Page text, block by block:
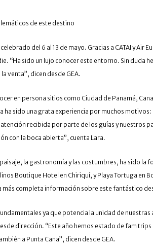
de este destino
del 6 al 13 de mayo. Gracias a CATAI y
“Ha sido un lujo conocer este entorno. Sin
venta”, dicen desde GEA.
en persona sitios como Ciudad de Panamá,
ha sido una grata experiencia por muchos
recibida por parte de los guías y nuestros
con la boca abierta”, cuenta Lara.
la gastronomía y las costumbres, ha sido la
Boutique Hotel en Chiriquí, y Playa Tortuga en
completa información sobre este fantástico
ya que potencia la unidad de
dirección. “Este año hemos estado de fam
a Punta Cana”, dicen desde GEA.